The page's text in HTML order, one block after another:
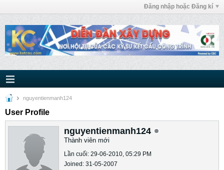
Đăng nhập hoặc Đăng kí
nguyentienmanh124
User Profile
nguyentienmanh124
Thành viên mới
Lần cuối: 29-06-2010, 05:29 PM
Joined: 31-05-2007